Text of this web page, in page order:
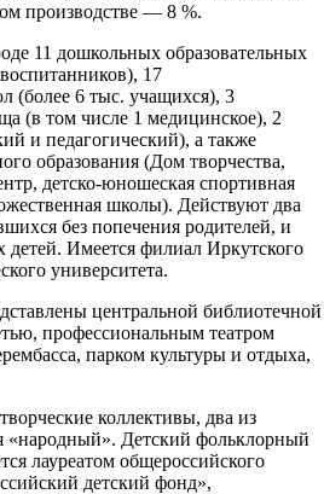
производстве — 8 %.
11 дошкольных образовательных
17
(более 6 тыс. учащихся), 3
(в том числе 1 медицинское), 2
и педагогиче­ский), а также
образования (Дом твор­чества,
детско-юношеская спортивная
школы). Действуют два
без попечения родителей, и
Имеется филиал Иркутского
университета.
центральной би­блиотечной
профессиональным театром
парком культуры и отдыха,
коллективы, два из
«народный». Детский фоль­клорный
лауреатом общерос­сийского
детский фонд»,